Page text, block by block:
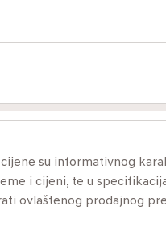
su informativnog
i cijeni, te u
ovlaštenog prodajnog